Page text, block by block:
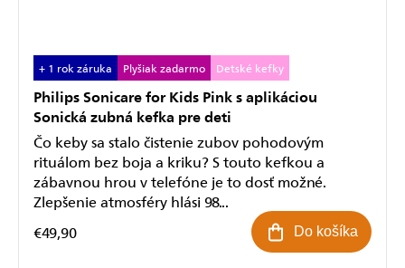
+ 1 rok záruka Plyšiak zadarmo Detské kefky
Philips Sonicare for Kids Pink s aplikáciou
Sonická zubná kefka pre deti
€49,90 Do košíka
Čo keby sa stalo čistenie zubov pohodovým
rituálom bez boja a kriku? S touto kefkou a
zábavnou hrou v telefóne je to dosť možné.
Zlepšenie atmosféry hlási 98...